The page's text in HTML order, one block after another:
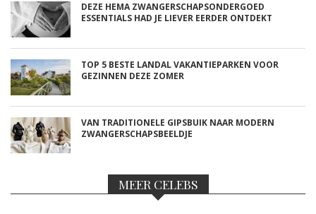
DEZE HEMA ZWANGERSCHAPSONDERGOED
ESSENTIALS HAD JE LIEVER EERDER ONTDEKT
TOP 5 BESTE LANDAL VAKANTIEPARKEN VOOR
GEZINNEN DEZE ZOMER
VAN TRADITIONELE GIPSBUIK NAAR MODERN
ZWANGERSCHAPSBEELDJE
MEER CELEBS